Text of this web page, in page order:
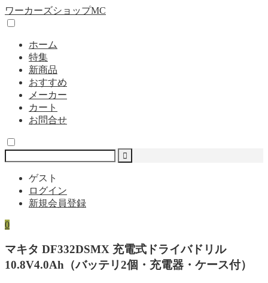
ワーカーズショップMC
ホーム
特集
新商品
おすすめ
メーカー
カート
お問合せ
ゲスト
ログイン
新規会員登録
0
マキタ DF332DSMX 充電式ドライバドリル
10.8V4.0Ah（バッテリ2個・充電器・ケース付）